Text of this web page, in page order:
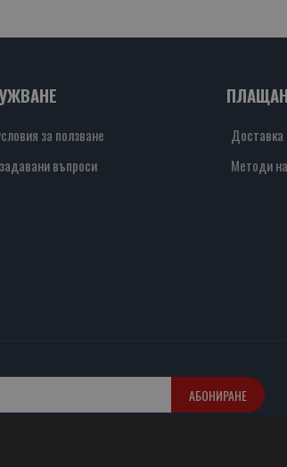
за ползване
въпроси
Доставка
Методи
АБОНИРАНЕ